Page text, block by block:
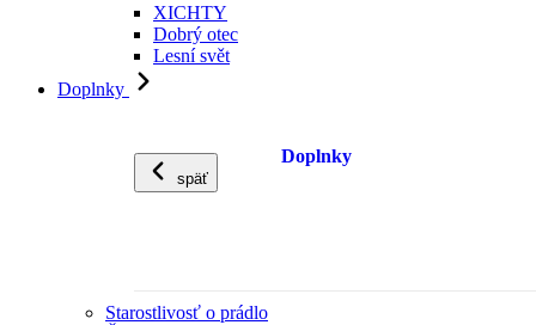
XICHTY
Dobrý otec
Lesní svět
Doplnky
späť
Doplnky
Starostlivosť o prádlo